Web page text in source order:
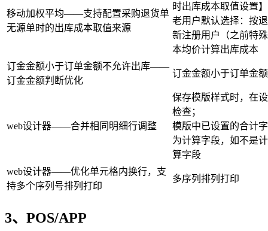
移动加权平均——支持配置采购退货单
无源单时的出库成本取值来源​
时出库成本取值设置
老用户默认选择：按
新注册用户（之前特
本均价计算出库成本
订金金额小于订单金额不允许出库——
订金金额判断优化
订金金额小于订单金
web设计器——合并相同明细行调整
保存模版样式时，在
检查；
模版中已设置的合计
为计算字段，如不是
算字段
web设计器——优化单元格内换行，支
持多个序列号排列打印
多序列排列打印
3、POS/APP